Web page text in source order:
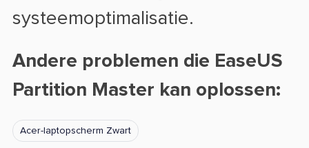
systeemoptimalisatie.
Andere problemen die EaseUS
Partition Master kan oplossen:
Acer-laptopscherm Zwart